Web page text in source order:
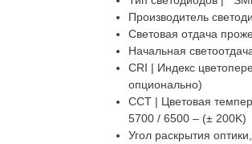
Производитель
Световая отдача
Начальная
CRI | Индекс
опционально)
CCT | Цветовая
5700 / 6500 – (± 200K)
Угол раскрытия